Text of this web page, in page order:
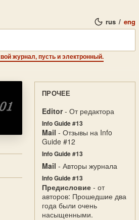
rus / eng
журнал, пусть и электронный.
ПРОЧЕЕ
Editor- От редактора
Info Guide #13
Mail - Отзывы на Info
Guide #12
Info Guide #13
Mail - Авторы журнала
Info Guide #13
Предисловие - от
авторов: Прошедшие два
года были очень
насыщенными.